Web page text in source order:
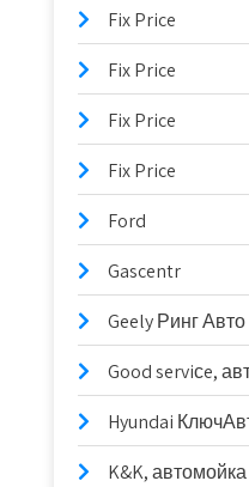
Fix Price
Fix Price
Fix Price
Fix Price
Ford
Gascentr
Geely Ринг Авто
Good serviсe,
Hyundai
K&K, автомойка